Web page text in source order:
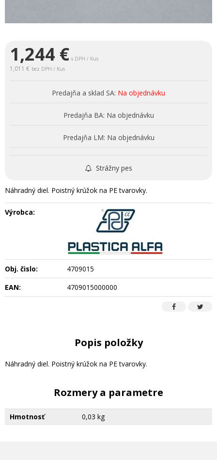
1,244 € s DPH / Kus
1,011 € bez DPH / Kus
Predajňa a sklad SA: Na objednávku
Predajňa BA: Na objednávku
Predajňa LM: Na objednávku
Strážny pes
Náhradný diel. Poistný krúžok na PE tvarovky.
Výrobca:
Obj. čislo:
4709015
EAN:
4709015000000
Popis položky
Náhradný diel. Poistný krúžok na PE tvarovky.
Rozmery a parametre
Hmotnosť 0,03 kg